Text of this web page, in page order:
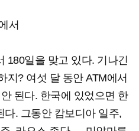
서
180일을 맞고 있다. 기나긴
지? 여섯 달 동안 ATM에서
된다. 한국에 있었으면 한
다. 그동안 캄보디아 일주,